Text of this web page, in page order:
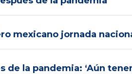
mexicano jornada
de la pandemia: ‘Aún